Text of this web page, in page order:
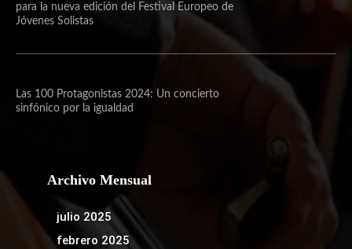
para la nueva edición del Festival Europeo de
Jóvenes Solistas
Las 100 Protagonistas 2024: Un concierto
sinfónico por la igualdad
Archivo Mensual
julio 2025
febrero 2025